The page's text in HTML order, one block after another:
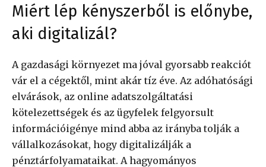
Miért lép kényszerből is előnybe,
aki digitalizál?
A gazdasági környezet ma jóval gyorsabb reakciót
vár el a cégektől, mint akár tíz éve. Az adóhatósági
elvárások, az online adatszolgáltatási
kötelezettségek és az ügyfelek felgyorsult
információigénye mind abba az irányba tolják a
vállalkozásokat, hogy digitalizálják a
pénztárfolyamataikat. A hagyományos